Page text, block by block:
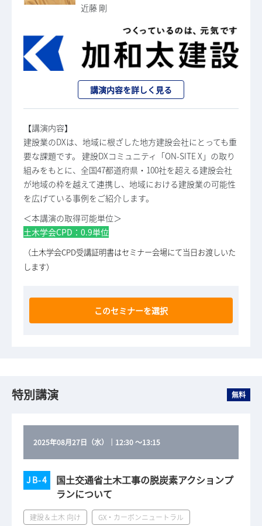
近藤 剛
講演内容を詳しく見る
【講演内容】
建設業のDXは、地域に根ざした地方建設会社にとっても重
要な課題です。 建設DXコミュニティ「ON-SITE X」の取り
組みをもとに、全国47都道府県・100社を超える建設会社
が地域の枠を越えて連携し、地域における建設業の可能性
を広げている事例をご紹介します。
＜本講演の取得可能単位＞
土木学会CPD：0.9単位
（土木学会CPD受講証明書はセミナー会場にて当日お渡しいた
します）
このセミナーを選択
特別講演 無料
2025年08月27日（水） ｜ 12:30～13:15
JB-4
国土交通省土木工事の脱炭素アクションプ
ランについて
建設＆土木 向け GX・カーボンニュートラル